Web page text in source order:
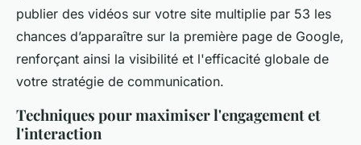
publier des vidéos sur votre site multiplie par 53 les
chances d’apparaître sur la première page de Google,
renforçant ainsi la visibilité et l'efficacité globale de
votre stratégie de communication.
Techniques pour maximiser l'engagement et
l'interaction